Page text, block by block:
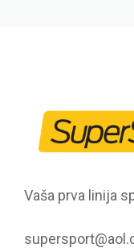
Vaša prva linija